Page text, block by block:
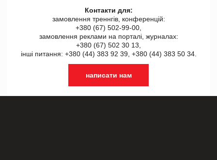
Контакти для:
замовлення треннгів, конференцій:
+380 (67) 502-99-00,
замовлення реклами на порталі, журналах:
+380 (67) 502 30 13,
інші питання: +380 (44) 383 92 39, +380 (44) 383 50 34.
написати нам